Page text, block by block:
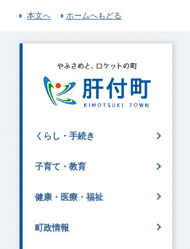
本文へ ホームへもどる
くらし・手続き
子育て・教育
健康・医療・福祉
町政情報